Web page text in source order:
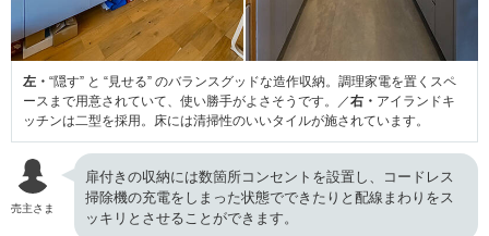
左・ “隠す” と “見せる” のバランスグッドな造作収納。調理家電を置くスペ
ースまで用意されていて、使い勝手がよさそうです。／右・ アイランドキ
ッチンは二型を採用。床には清掃性のいいタイルが施されています。
売主さま
扉付きの収納には数箇所コンセントを設置し、コードレス
掃除機の充電をしまった状態でできたりと配線まわりをス
ッキリとさせることができます。